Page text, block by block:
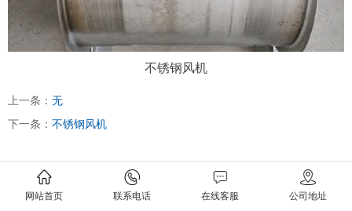
不锈钢风机
上一条： 无
下一条： 不锈钢风机
网站首页 联系电话 在线客服 公司地址